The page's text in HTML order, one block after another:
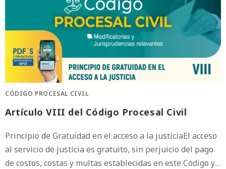
CÓDIGO PROCESAL CIVIL
Artículo VIII del Código Procesal Civil
Principio de Gratuidad en el acceso a la justiciaEl acceso
al servicio de justicia es gratuito, sin perjuicio del pago
de costos, costas y multas establecidas en este Código y…